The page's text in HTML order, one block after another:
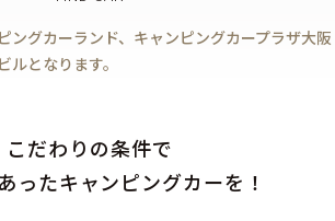
ングカーランド、キャンピングカープラザ大阪
ルとなります。
こだわりの条件で
ったキャンピングカーを！